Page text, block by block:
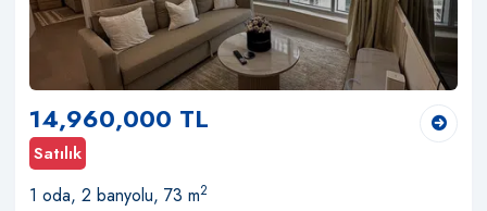
14,960,000 TL
Satılık
1 oda, 2 banyolu, 73 m2